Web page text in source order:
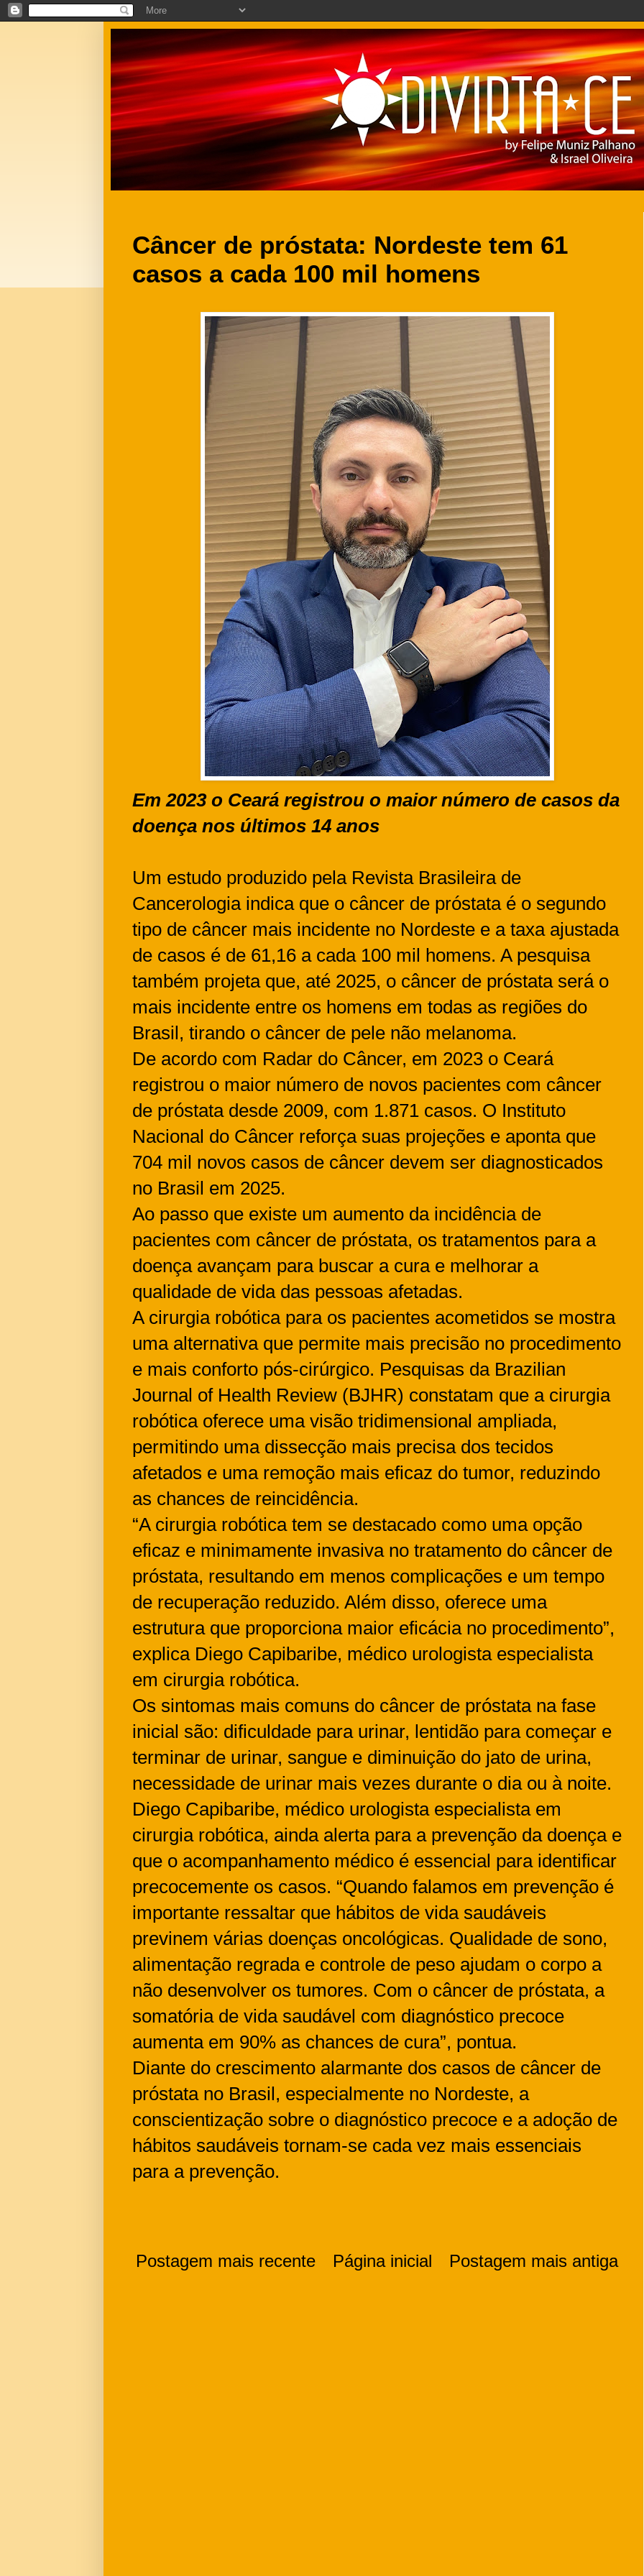
Câncer de próstata: Nordeste tem 61
casos a cada 100 mil homens
Em 2023 o Ceará registrou o maior número de casos da
doença nos últimos 14 anos
Um estudo produzido pela Revista Brasileira de
Cancerologia indica que o câncer de próstata é o segundo
tipo de câncer mais incidente no Nordeste e a taxa ajustada
de casos é de 61,16 a cada 100 mil homens. A pesquisa
também projeta que, até 2025, o câncer de próstata será o
mais incidente entre os homens em todas as regiões do
Brasil, tirando o câncer de pele não melanoma.
De acordo com Radar do Câncer, em 2023 o Ceará
registrou o maior número de novos pacientes com câncer
de próstata desde 2009, com 1.871 casos. O Instituto
Nacional do Câncer reforça suas projeções e aponta que
704 mil novos casos de câncer devem ser diagnosticados
no Brasil em 2025.
Ao passo que existe um aumento da incidência de
pacientes com câncer de próstata, os tratamentos para a
doença avançam para buscar a cura e melhorar a
qualidade de vida das pessoas afetadas.
A cirurgia robótica para os pacientes acometidos se mostra
uma alternativa que permite mais precisão no procedimento
e mais conforto pós-cirúrgico. Pesquisas da Brazilian
Journal of Health Review (BJHR) constatam que a cirurgia
robótica oferece uma visão tridimensional ampliada,
permitindo uma dissecção mais precisa dos tecidos
afetados e uma remoção mais eficaz do tumor, reduzindo
as chances de reincidência.
“A cirurgia robótica tem se destacado como uma opção
eficaz e minimamente invasiva no tratamento do câncer de
próstata, resultando em menos complicações e um tempo
de recuperação reduzido. Além disso, oferece uma
estrutura que proporciona maior eficácia no procedimento”,
explica Diego Capibaribe, médico urologista especialista
em cirurgia robótica.
Os sintomas mais comuns do câncer de próstata na fase
inicial são: dificuldade para urinar, lentidão para começar e
terminar de urinar, sangue e diminuição do jato de urina,
necessidade de urinar mais vezes durante o dia ou à noite.
Diego Capibaribe, médico urologista especialista em
cirurgia robótica, ainda alerta para a prevenção da doença e
que o acompanhamento médico é essencial para identificar
precocemente os casos. “Quando falamos em prevenção é
importante ressaltar que hábitos de vida saudáveis
previnem várias doenças oncológicas. Qualidade de sono,
alimentação regrada e controle de peso ajudam o corpo a
não desenvolver os tumores. Com o câncer de próstata, a
somatória de vida saudável com diagnóstico precoce
aumenta em 90% as chances de cura”, pontua.
Diante do crescimento alarmante dos casos de câncer de
próstata no Brasil, especialmente no Nordeste, a
conscientização sobre o diagnóstico precoce e a adoção de
hábitos saudáveis tornam-se cada vez mais essenciais
para a prevenção.
Postagem mais recente Postagem mais antiga
Página inicial